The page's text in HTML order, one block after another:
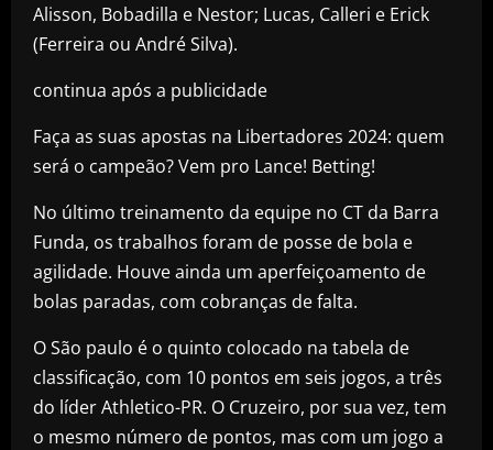
Alisson, Bobadilla e Nestor; Lucas, Calleri e Erick
(Ferreira ou André Silva).
continua após a publicidade
Faça as suas apostas na Libertadores 2024: quem
será o campeão? Vem pro Lance! Betting!
No último treinamento da equipe no CT da Barra
Funda, os trabalhos foram de posse de bola e
agilidade. Houve ainda um aperfeiçoamento de
bolas paradas, com cobranças de falta.
O São paulo é o quinto colocado na tabela de
classificação, com 10 pontos em seis jogos, a três
do líder Athletico-PR. O Cruzeiro, por sua vez, tem
o mesmo número de pontos, mas com um jogo a